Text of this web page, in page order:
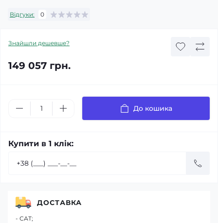
Відгуки: 0
Знайшли дешевше?
149 057 грн.
До кошика
Купити в 1 клік:
ДОСТАВКА
- САТ;